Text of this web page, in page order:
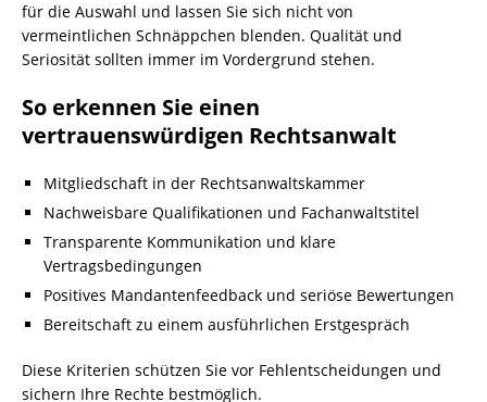
für die Auswahl und lassen Sie sich nicht von
vermeintlichen Schnäppchen blenden. Qualität und
Seriosität sollten immer im Vordergrund stehen.
So erkennen Sie einen
vertrauenswürdigen Rechtsanwalt
Mitgliedschaft in der Rechtsanwaltskammer
Nachweisbare Qualifikationen und Fachanwaltstitel
Transparente Kommunikation und klare
Vertragsbedingungen
Positives Mandantenfeedback und seriöse Bewertungen
Bereitschaft zu einem ausführlichen Erstgespräch
Diese Kriterien schützen Sie vor Fehlentscheidungen und
sichern Ihre Rechte bestmöglich.